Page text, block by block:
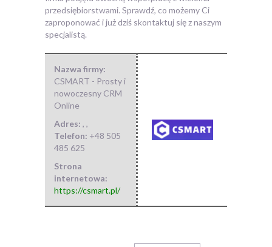
przedsiębiorstwami. Sprawdź, co możemy Ci
zaproponować i już dziś skontaktuj się z naszym
specjalistą.
Nazwa firmy:
CSMART - Prosty i
nowoczesny CRM
Online
Adres: , ,
Telefon: +48 505
485 625
Strona
internetowa:
https://csmart.pl/